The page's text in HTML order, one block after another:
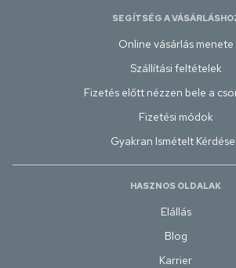
SEGÍTSÉG A
Online vásárlás menete
Szállítási feltételek
Fizetés előtt nézzen bele a
Fizetési módok
Gyakran Ismételt
HASZNOS OLDALAK
Elállás
Blog
Karrier